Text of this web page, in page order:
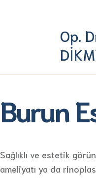
Op.
Burun
Sağlıklı ve estetik
ameliyatı ya da